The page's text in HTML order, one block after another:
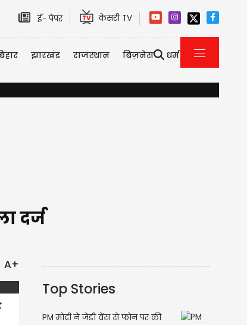
ई- पेपर केसरी TV
झारखंड राजस्थान बिज़नेस धर्म
दर्ज
A+
Top Stories
PM मोदी ने जेडी वेंस से फोन पर की